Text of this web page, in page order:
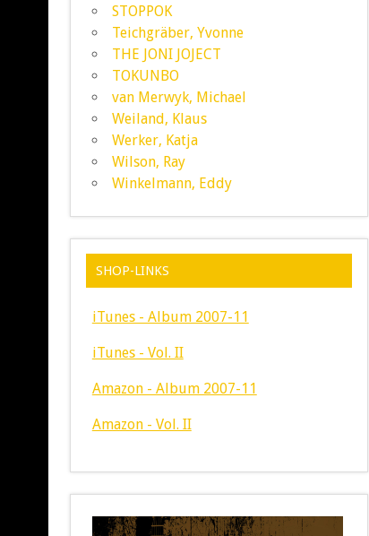
STOPPOK
Teichgräber, Yvonne
THE JONI JOJECT
TOKUNBO
van Merwyk, Michael
Weiland, Klaus
Werker, Katja
Wilson, Ray
Winkelmann, Eddy
SHOP-LINKS
iTunes - Album 2007-11
iTunes - Vol. II
Amazon - Album 2007-11
Amazon - Vol. II